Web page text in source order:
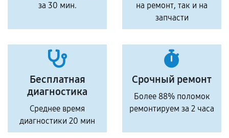
за 30 мин.
на ремонт, так и на
запчасти
Бесплатная
диагностика
Среднее время
диагностики 20 мин
Срочный ремонт
Более 88% поломок
ремонтируем за 2 часа